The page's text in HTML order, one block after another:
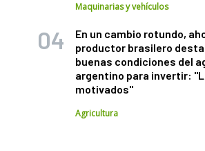
Maquinarias y vehículos
En un cambio rotundo,
productor brasilero
buenas condiciones del
argentino para invertir:
motivados"
Agricultura